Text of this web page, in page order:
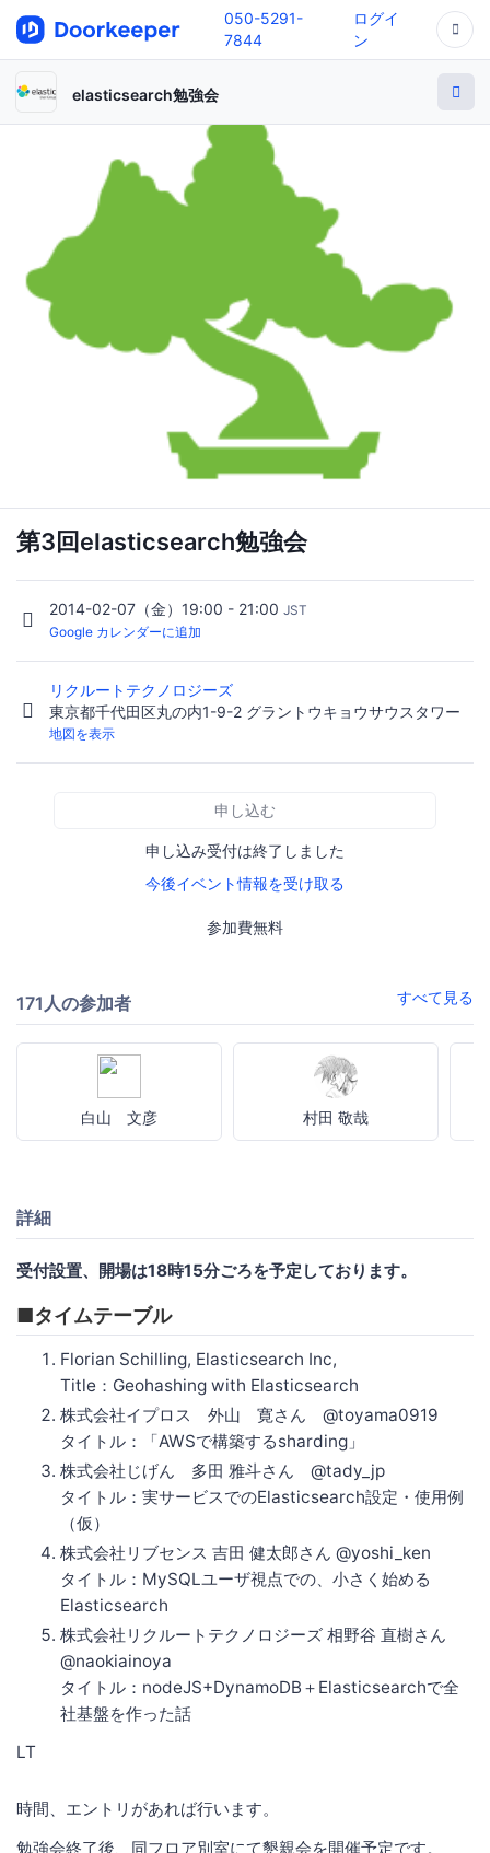
050-5291-
7844
ログイ
ン
elasticsearch勉強会
第3回elasticsearch勉強会
2014-02-07（金）19:00 - 21:00 JST
Google カレンダーに追加
リクルートテクノロジーズ
東京都千代田区丸の内1-9-2 グラントウキョウサウスタワー
地図を表示
申し込む
申し込み受付は終了しました
今後イベント情報を受け取る
参加費無料
171人の参加者 すべて見る
白山 文彦 村田 敬哉
詳細
受付設置、開場は18時15分ごろを予定しております。
■タイムテーブル
Florian Schilling, Elasticsearch Inc,
Title：Geohashing with Elasticsearch
株式会社イプロス 外山 寛さん @toyama0919
タイトル：「AWSで構築するsharding」
株式会社じげん 多田 雅斗さん @tady_jp
タイトル：実サービスでのElasticsearch設定・使用例
（仮）
株式会社リブセンス 吉田 健太郎さん @yoshi_ken
タイトル：MySQLユーザ視点での、小さく始める
Elasticsearch
株式会社リクルートテクノロジーズ 相野谷 直樹さん
@naokiainoya
タイトル：nodeJS+DynamoDB＋Elasticsearchで全
社基盤を作った話
LT
時間、エントリがあれば行います。
勉強会終了後、同フロア別室にて懇親会を開催予定です。